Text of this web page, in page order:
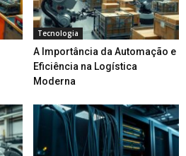
Tecnologia
A Importância da Automação e
Eficiência na Logística
Moderna